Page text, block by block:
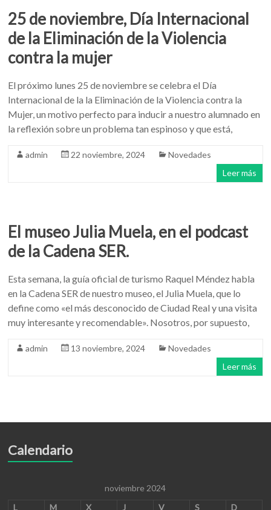
25 de noviembre, Día Internacional
de la Eliminación de la Violencia
contra la mujer
El próximo lunes 25 de noviembre se celebra el Día
Internacional de la la Eliminación de la Violencia contra la
Mujer, un motivo perfecto para inducir a nuestro alumnado en
la reflexión sobre un problema tan espinoso y que está,
admin 22 noviembre, 2024
Novedades
Leer más
El museo Julia Muela, en el podcast
de la Cadena SER.
Esta semana, la guía oficial de turismo Raquel Méndez habla
en la Cadena SER de nuestro museo, el Julia Muela, que lo
define como «el más desconocido de Ciudad Real y una visita
muy interesante y recomendable». Nosotros, por supuesto,
admin 13 noviembre, 2024
Novedades
Leer más
Calendario
noviembre 2024
L
M X J V S
D